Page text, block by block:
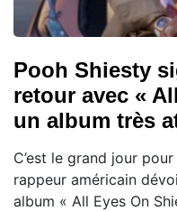
Pooh Shiesty
retour avec «
un album très
C’est le grand jour
rappeur américain
album « All Eyes On